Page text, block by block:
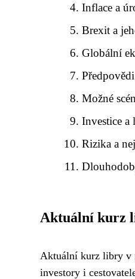
Inflace a
Brexit a
Globální
Možné
Investice a
Rizika a
Aktuální kurz
Aktuální kurz libry v
investory i